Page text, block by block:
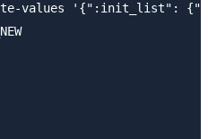
values '{":init_list":